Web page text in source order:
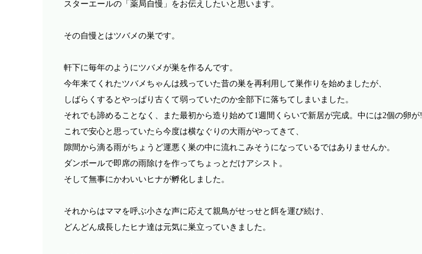
スターエールの「薬局自慢」をお伝えしたいと思います。
その自慢とはツバメの巣です。
軒下に毎年のようにツバメが巣を作るんです。
今年来てくれたツバメちゃんは残っていた昔の巣を再利用して巣作りを始めましたが、
しばらくするとやっぱり古くて弱っていたのか全部下に落ちてしまいました。
それでも諦めることなく、また最初から造り始めて1週間くらいで新居が完成。中には2個の卵が!
これで安心と思っていたら今度は横なぐりの大雨がやってきて、
隙間から滴る雨がちょうど運悪く巣の中に流れこみそうになっているではありませんか。
ダンボールで即席の雨除けを作ってちょっとだけアシスト。
そして無事にかわいいヒナが孵化しました。
それからはママを呼ぶ小さな声に応えて親鳥がせっせと餌を運び続け、
どんどん成長したヒナ達は元気に巣立っていきました。